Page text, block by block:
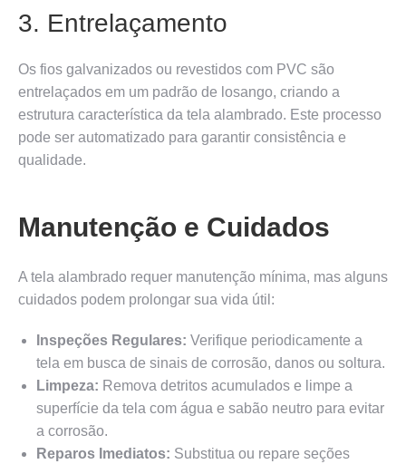
3. Entrelaçamento
Os fios galvanizados ou revestidos com PVC são
entrelaçados em um padrão de losango, criando a
estrutura característica da tela alambrado. Este processo
pode ser automatizado para garantir consistência e
qualidade.
Manutenção e Cuidados
A tela alambrado requer manutenção mínima, mas alguns
cuidados podem prolongar sua vida útil:
Inspeções Regulares: Verifique periodicamente a
tela em busca de sinais de corrosão, danos ou soltura.
Limpeza: Remova detritos acumulados e limpe a
superfície da tela com água e sabão neutro para evitar
a corrosão.
Reparos Imediatos: Substitua ou repare seções